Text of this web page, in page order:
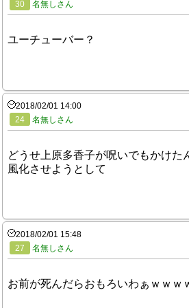
30 名無しさん
ユーチューバー？
2018/02/01 14:00
24
名無しさん
どうせ上原多香子が呪いでもかけた
風化させようとして
2018/02/01 15:48
27
名無しさん
お前が死んだらおもろいわぁｗｗｗ